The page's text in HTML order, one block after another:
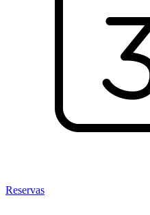
Reservas